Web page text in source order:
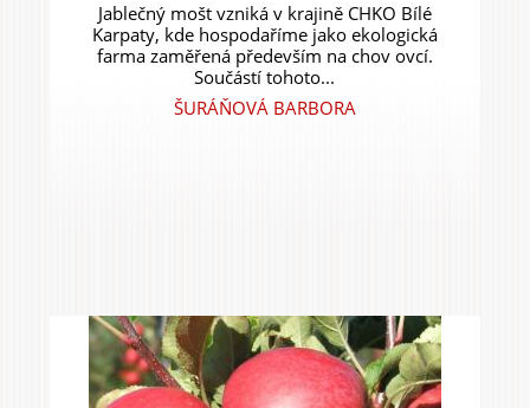
Jablečný mošt vzniká v krajině CHKO Bílé
Karpaty, kde hospodaříme jako ekologická
farma zaměřená především na chov ovcí.
Součástí tohoto...
ŠURÁŇOVÁ BARBORA